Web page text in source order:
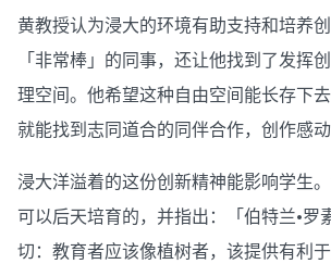
黄教授认为浸大的环境有助支持和培养
「非常棒」的同事，还让他找到了发挥
理空间。他希望这种自由空间能长存下
就能找到志同道合的同伴合作，创作感动
浸大洋溢着的这份创新精神能影响学生
可以后天培育的，并指出：「伯特兰•罗
切：教育者应该像植树者，该提供有利